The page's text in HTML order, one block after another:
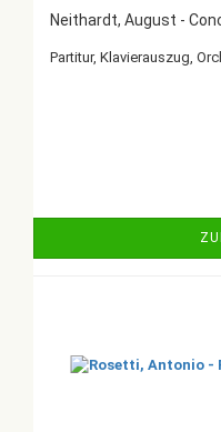
Neithardt, August -
Partitur, Klavierauszug,